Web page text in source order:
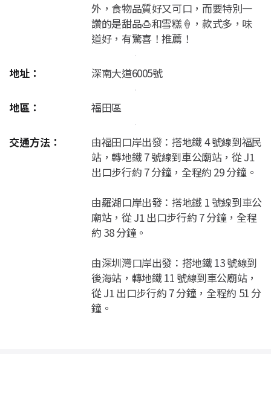
外，食物品質好又可口，而要特別一
讚的是甜品🍮和雪糕🍦，款式多，味
道好，有驚喜！推薦！
地址： 深南大道6005號
地區： 福田區
交通方法：
由福田口岸出發：搭地鐵 4 號線到福民
站，轉地鐵 7 號線到車公廟站，從 J1
出口步行約 7 分鐘，全程約 29 分鐘。
由羅湖口岸出發：搭地鐵 1 號線到車公
廟站，從 J1 出口步行約 7 分鐘，全程
約 38 分鐘。
由深圳灣口岸出發：搭地鐵 13 號線到
後海站，轉地鐵 11 號線到車公廟站，
從 J1 出口步行約 7 分鐘，全程約 51 分
鐘。